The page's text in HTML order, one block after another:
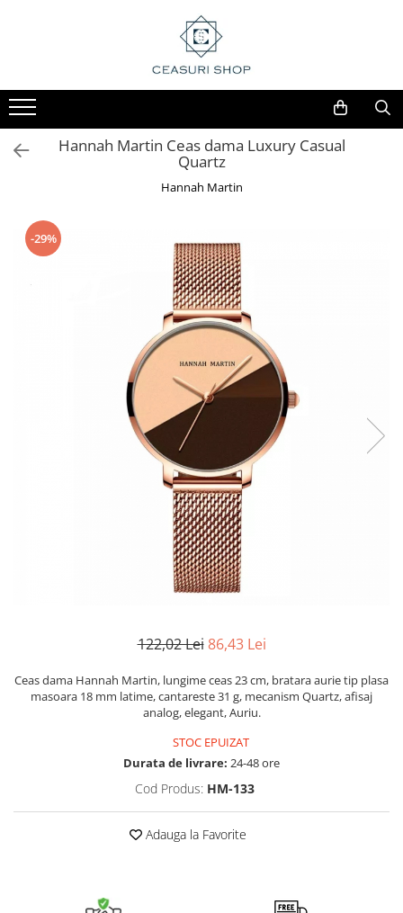
Hannah Martin Ceas dama Luxury Casual
Quartz
Hannah Martin
-29%
122,02 Lei 86,43 Lei
Ceas dama Hannah Martin, lungime ceas 23 cm, bratara aurie tip plasa
masoara 18 mm latime, cantareste 31 g, mecanism Quartz, afisaj
analog, elegant, Auriu.
STOC EPUIZAT
Durata de livrare: 24-48 ore
Cod Produs: HM-133
Adauga la Favorite